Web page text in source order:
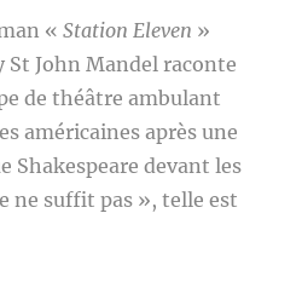
«Station Eleven »
St John Mandel raconte
de théâtre ambulant
américaines après une
Shakespeare devant les
ne suffit pas », telle est